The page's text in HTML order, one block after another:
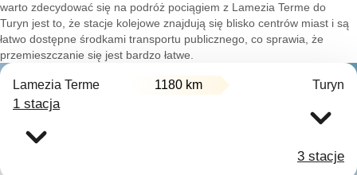
warto zdecydować się na podróż pociągiem z Lamezia Terme do
Turyn jest to, że stacje kolejowe znajdują się blisko centrów miast i są
łatwo dostępne środkami transportu publicznego, co sprawia, że
przemieszczanie się jest bardzo łatwe.
Lamezia Terme 1180 km Turyn
1 stacja
3 stacje